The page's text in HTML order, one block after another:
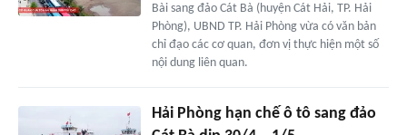
Bài sang đảo Cát Bà (huyện Cát Hải, TP. Hải
Phòng), UBND TP. Hải Phòng vừa có văn bản
chỉ đạo các cơ quan, đơn vị thực hiện một số
nội dung liên quan.
Hải Phòng hạn chế ô tô sang đảo